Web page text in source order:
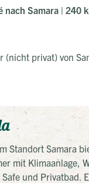
nach Samara | 240
(nicht privat) von
Standort Samara
mit Klimaanlage,
und Privatbad.